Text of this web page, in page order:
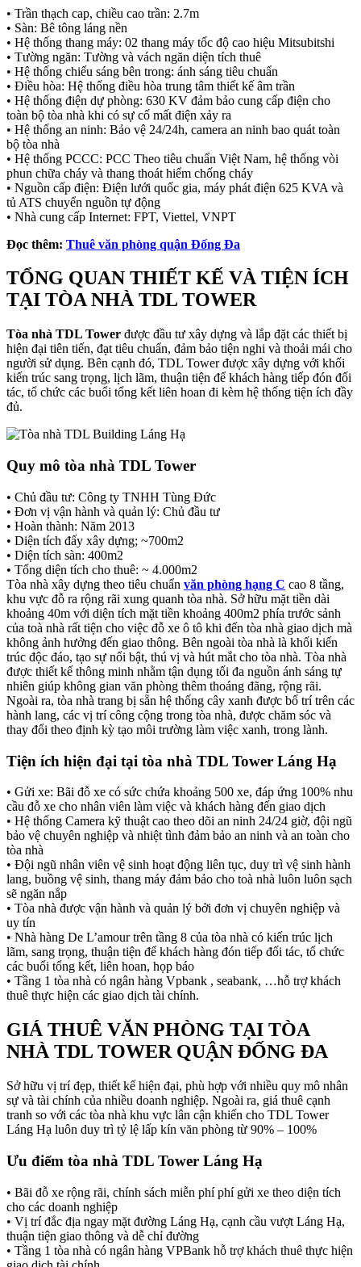
• Trần thạch cap, chiều cao trần: 2.7m
• Sàn: Bê tông láng nền
• Hệ thống thang máy: 02 thang máy tốc độ cao hiệu Mitsubitshi
• Tường ngăn: Tường và vách ngăn diện tích thuê
• Hệ thống chiếu sáng bên trong: ánh sáng tiêu chuẩn
• Điều hòa: Hệ thống điều hòa trung tâm thiết kế âm trần
• Hệ thống điện dự phòng: 630 KV đảm bảo cung cấp điện cho
toàn bộ tòa nhà khi có sự cố mất điện xảy ra
• Hệ thống an ninh: Bảo vệ 24/24h, camera an ninh bao quát toàn
bộ tòa nhà
• Hệ thống PCCC: PCC Theo tiêu chuẩn Việt Nam, hệ thống vòi
phun chữa cháy và thang thoát hiểm chống cháy
• Nguồn cấp điện: Điện lưới quốc gia, máy phát điện 625 KVA và
tủ ATS chuyển nguồn tự động
• Nhà cung cấp Internet: FPT, Viettel, VNPT
Đọc thêm: Thuê văn phòng quận Đống Đa
TỔNG QUAN THIẾT KẾ VÀ TIỆN ÍCH
TẠI TÒA NHÀ TDL TOWER
Tòa nhà TDL Tower được đầu tư xây dựng và lắp đặt các thiết bị
hiện đại tiên tiến, đạt tiêu chuẩn, đảm bảo tiện nghi và thoải mái cho
người sử dụng. Bên cạnh đó, TDL Tower được xây dựng với khối
kiến trúc sang trọng, lịch lãm, thuận tiện để khách hàng tiếp đón đối
tác, tổ chức các buổi tổng kết liên hoan đi kèm hệ thống tiện ích đầy
đủ.
Quy mô tòa nhà TDL Tower
• Chủ đầu tư: Công ty TNHH Tùng Đức
• Đơn vị vận hành và quản lý: Chủ đầu tư
• Hoàn thành: Năm 2013
• Diện tích đấy xây dựng; ~700m2
• Diện tích sàn: 400m2
• Tổng diện tích cho thuê: ~ 4.000m2
Tòa nhà xây dựng theo tiêu chuẩn văn phòng hạng C cao 8 tầng,
khu vực đỗ ra rộng rãi xung quanh tòa nhà. Sở hữu mặt tiền dài
khoảng 40m với diện tích mặt tiền khoảng 400m2 phía trước sảnh
của toà nhà rất tiện cho việc đỗ xe ô tô khi đến tòa nhà giao dịch mà
không ảnh hưởng đến giao thông. Bên ngoài tòa nhà là khối kiến
trúc độc đáo, tạo sự nổi bật, thú vị và hút mắt cho tòa nhà. Tòa nhà
được thiết kế thông minh nhằm tận dụng tối đa nguồn ánh sáng tự
nhiên giúp không gian văn phòng thêm thoáng đãng, rộng rãi.
Ngoài ra, tòa nhà trang bị sẵn hệ thống cây xanh được bố trí trên các
hành lang, các vị trí công cộng trong tòa nhà, được chăm sóc và
thay đổi theo định kỳ tạo môi trường làm việc xanh, trong lành.
Tiện ích hiện đại tại tòa nhà TDL Tower Láng Hạ
• Gửi xe: Bãi đỗ xe có sức chứa khoảng 500 xe, đáp ứng 100% nhu
cầu đỗ xe cho nhân viên làm việc và khách hàng đến giao dịch
• Hệ thống Camera kỹ thuật cao theo dõi an ninh 24/24 giờ, đội ngũ
bảo vệ chuyên nghiệp và nhiệt tình đảm bảo an ninh và an toàn cho
tòa nhà
• Đội ngũ nhân viên vệ sinh hoạt động liên tục, duy trì vệ sinh hành
lang, buồng vệ sinh, thang máy đảm bảo cho toà nhà luôn luôn sạch
sẽ ngăn nắp
• Tòa nhà được vận hành và quản lý bởi đơn vị chuyên nghiệp và
uy tín
• Nhà hàng De L’amour trên tầng 8 của tòa nhà có kiến trúc lịch
lãm, sang trọng, thuận tiện để khách hàng đón tiếp đối tác, tổ chức
các buổi tổng kết, liên hoan, họp báo
• Tầng 1 tòa nhà có ngân hàng Vpbank , seabank, …hỗ trợ khách
thuê thực hiện các giao dịch tài chính.
GIÁ THUÊ VĂN PHÒNG TẠI TÒA
NHÀ TDL TOWER QUẬN ĐỐNG ĐA
Sở hữu vị trí đẹp, thiết kế hiện đại, phù hợp với nhiều quy mô nhân
sự và tài chính của nhiều doanh nghiệp. Ngoài ra, giá thuê cạnh
tranh so với các tòa nhà khu vực lân cận khiến cho TDL Tower
Láng Hạ luôn duy trì tỷ lệ lấp kín văn phòng từ 90% – 100%
Ưu điểm tòa nhà TDL Tower Láng Hạ
• Bãi đỗ xe rộng rãi, chính sách miễn phí phí gửi xe theo diện tích
cho các doanh nghiệp
• Vị trí đắc địa ngay mặt đường Láng Hạ, cạnh cầu vượt Láng Hạ,
thuận tiện giao thông và dễ chỉ đường
• Tầng 1 tòa nhà có ngân hàng VPBank hỗ trợ khách thuê thực hiện